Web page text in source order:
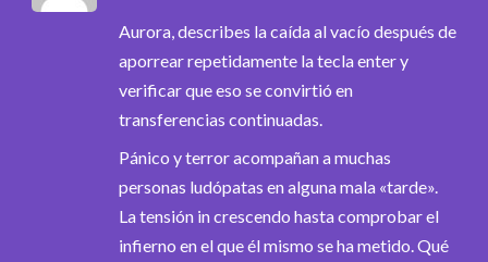
Aurora, describes la caída al vacío después de
aporrear repetidamente la tecla enter y
verificar que eso se convirtió en
transferencias continuadas.
Pánico y terror acompañan a muchas
personas ludópatas en alguna mala «tarde».
La tensión in crescendo hasta comprobar el
infierno en el que él mismo se ha metido. Qué